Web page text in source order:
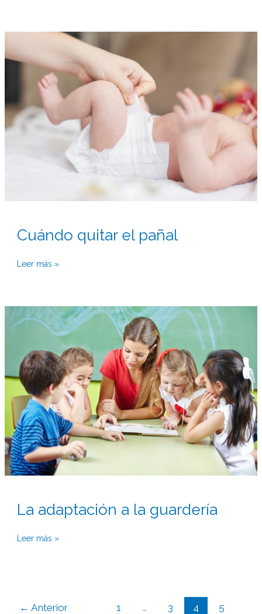
Cuándo quitar el pañal
el
Leer más »
La adaptación a la guardería
La
adaptación
guardería
Leer más »
← Anterior 1 … 3 4
5